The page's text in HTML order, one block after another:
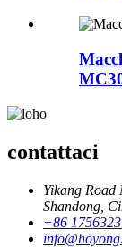
contattaci
Yikang Road
Shandong,
+86